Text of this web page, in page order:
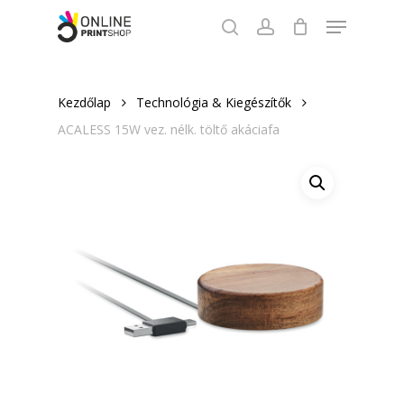
searchaccount
Menu
Kezdőlap
Technológia & Kiegészítők
ACALESS 15W vez. nélk. töltő akáciafa